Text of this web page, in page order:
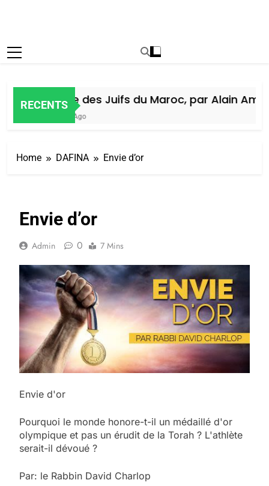
RECENTS
Histoire des Juifs du Maroc, par Alain Amiel
Home DAFINA Envie d’or
Envie d’or
Admin 0 7 Mins
Envie d'or
Pourquoi le monde honore-t-il un médaillé d'or
olympique et pas un érudit de la Torah ? L'athlète
serait-il dévoué ?
Par: le Rabbin David Charlop